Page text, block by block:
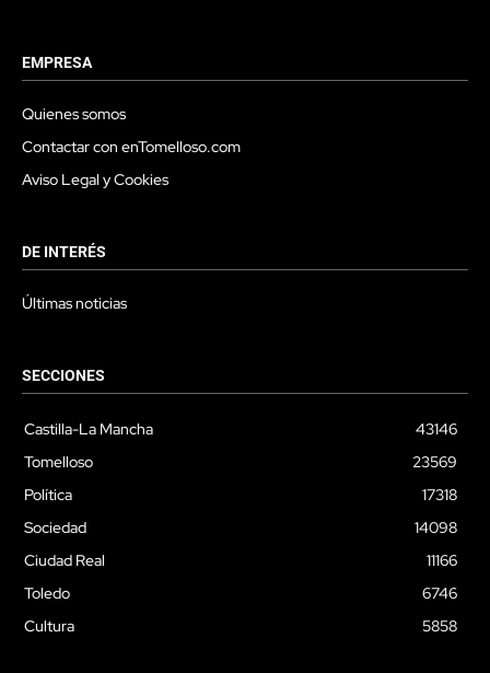
EMPRESA
Quienes somos
Contactar con enTomelloso.com
Aviso Legal y Cookies
DE INTERÉS
Últimas noticias
SECCIONES
Castilla-La Mancha
43146
Tomelloso
23569
Política
17318
Sociedad
14098
Ciudad Real
11166
Toledo
6746
Cultura
5858